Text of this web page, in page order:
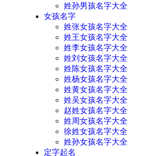
姓孙男孩名字大全
女孩名字
姓张女孩名字大全
姓王女孩名字大全
姓李女孩名字大全
姓刘女孩名字大全
姓陈女孩名字大全
姓杨女孩名字大全
姓黄女孩名字大全
姓吴女孩名字大全
赵姓女孩名字大全
姓周女孩名字大全
徐姓女孩名字大全
姓孙女孩名字大全
定字起名